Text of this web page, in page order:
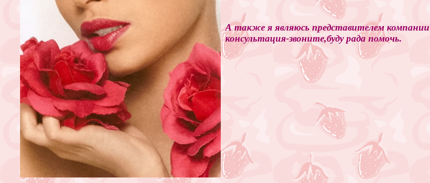
А также я являюсь представителем
консультация-звоните,буду рада помочь.